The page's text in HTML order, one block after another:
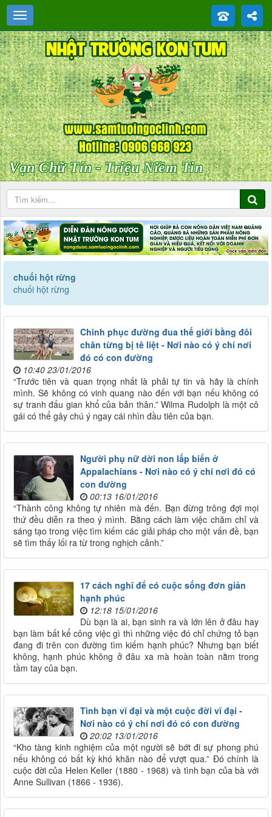
Vạn Chữ Tín - Triệu Niềm Tin
chuối hột rừng
chuối hột rừng
Chinh phục đường đua thế giới bằng đôi
chân từng bị tê liệt - Nơi nào có ý chí nơi
đó có con đường
10:40 23/01/2016
“Trước tiên và quan trọng nhất là phải tự tin và hãy là chính
mình. Sẽ không có vinh quang nào đến với bạn nếu không có
sự tranh đấu gian khổ của bản thân.” Wilma Rudolph là một cô
gái có thể gây chú ý ngay cái nhìn đầu tiên của bạn.
Người phụ nữ dời non lấp biển ở
Appalachians - Nơi nào có ý chí nơi đó có
con đường
00:13 16/01/2016
“Thành công không tự nhiên mà đến. Bạn đừng trông đợi mọi
thứ đều diễn ra theo ý mình. Bằng cách làm việc chăm chỉ và
sáng tạo trong việc tìm kiếm các giải pháp cho một vấn đề, bạn
sẽ tìm thấy lối ra từ trong nghịch cảnh.”
17 cách nghĩ để có cuộc sống đơn giản
hạnh phúc
12:18 15/01/2016
Dù bạn là ai, bạn sinh ra và lớn lên ở đâu hay
bạn làm bất kể công việc gì thì những việc đó chỉ chứng tỏ bạn
đang đi trên con đường tìm kiếm hạnh phúc? Nhưng bạn biết
không, hạnh phúc không ở đâu xa mà hoàn toàn nằm trong
tầm tay của bạn.
Tình bạn vĩ đại và một cuộc đời vĩ đại -
Nơi nào có ý chí nơi đó có con đường
20:02 13/01/2016
“Kho tàng kinh nghiệm của một người sẽ bớt đi sự phong phú
nếu không có bất kỳ khó khăn nào để vượt qua.” Đó chính là
cuộc đời của Helen Keller (1880 - 1968) và tình bạn của bà với
Anne Sullivan (1866 - 1936).